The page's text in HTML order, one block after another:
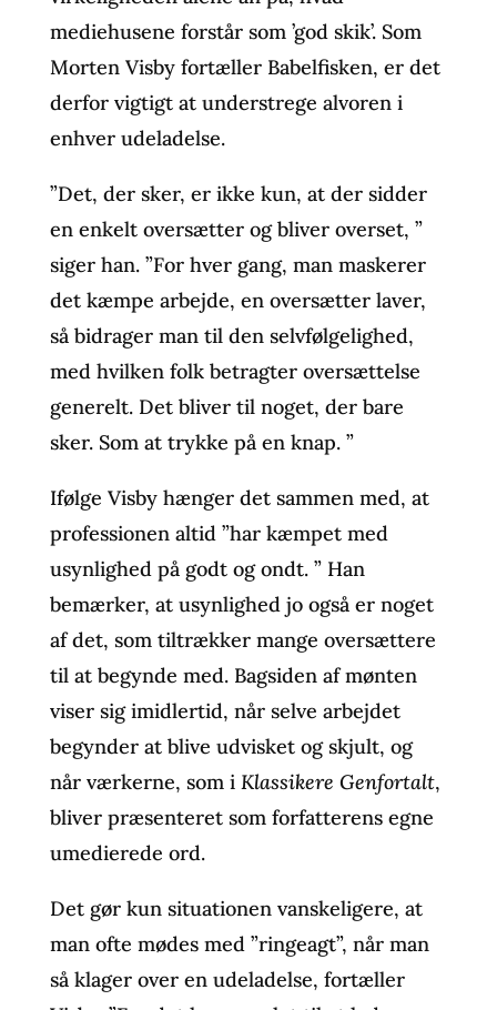
mediehusene forstår som ’god skik’. Som
Morten Visby fortæller Babelfisken, er det
derfor vigtigt at understrege alvoren i
enhver udeladelse.
”Det, der sker, er ikke kun, at der sidder
en enkelt oversætter og bliver overset, ”
siger han. ”For hver gang, man maskerer
det kæmpe arbejde, en oversætter laver,
så bidrager man til den selvfølgelighed,
med hvilken folk betragter oversættelse
generelt. Det bliver til noget, der bare
sker. Som at trykke på en knap. ”
Ifølge Visby hænger det sammen med, at
professionen altid ”har kæmpet med
usynlighed på godt og ondt. ” Han
bemærker, at usynlighed jo også er noget
af det, som tiltrækker mange oversættere
til at begynde med. Bagsiden af mønten
viser sig imidlertid, når selve arbejdet
begynder at blive udvisket og skjult, og
når værkerne, som i Klassikere Genfortalt,
bliver præsenteret som forfatterens egne
umedierede ord.
Det gør kun situationen vanskeligere, at
man ofte mødes med ”ringeagt”, når man
så klager over en udeladelse, fortæller